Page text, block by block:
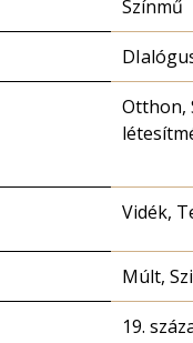
Színmű
Otthon,
Vidék,
Múlt,
19.